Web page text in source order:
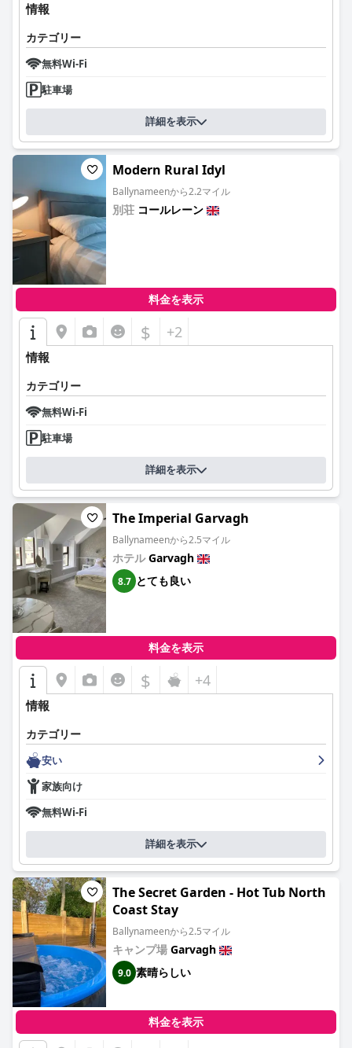
情報
カテゴリー
無料Wi-Fi
駐車場
詳細を表示
Modern Rural Idyl
Ballynameenから2.2マイル
別荘 コールレーン
料金を表示
$ +2
情報
カテゴリー
無料Wi-Fi
駐車場
詳細を表示
The Imperial Garvagh
Ballynameenから2.5マイル
ホテルGarvagh
8.7 とても良い
料金を表示
$ +4
情報
カテゴリー
安い
家族向け
無料Wi-Fi
詳細を表示
The Secret Garden - Hot Tub North
Coast Stay
Ballynameenから2.5マイル
キャンプ場 Garvagh
9.0 素晴らしい
料金を表示